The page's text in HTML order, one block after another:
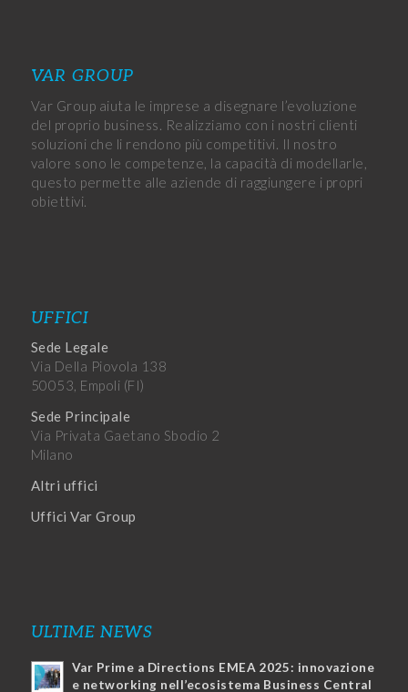
VAR GROUP
Var Group aiuta le imprese a disegnare l’evoluzione
del proprio business. Realizziamo con i nostri clienti
soluzioni che li rendono più competitivi. Il nostro
valore sono le competenze, la capacità di modellarle,
questo permette alle aziende di raggiungere i propri
obiettivi.
UFFICI
Sede Legale
Via Della Piovola 138
50053, Empoli (FI)
Sede Principale
Via Privata Gaetano Sbodio 2
Milano
Altri uffici
Uffici Var Group
ULTIME NEWS
Var Prime a Directions EMEA 2025: innovazione
e networking nell’ecosistema Business Central